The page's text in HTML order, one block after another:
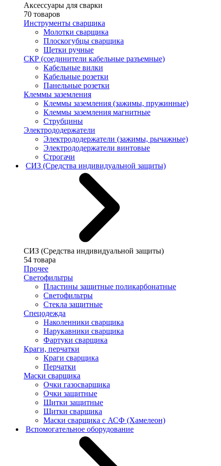
Аксессуары для сварки
70 товаров
Инструменты сварщика
Молотки сварщика
Плоскогубцы сварщика
Щетки ручные
СКР (соединители кабельные разъемные)
Кабельные вилки
Кабельные розетки
Панельные розетки
Клеммы заземления
Клеммы заземления (зажимы, пружинные)
Клеммы заземления магнитные
Струбцины
Электрододержатели
Электрододержатели (зажимы, рычажные)
Электрододержатели винтовые
Строгачи
СИЗ (Средства индивидуальной защиты)
СИЗ (Средства индивидуальной защиты)
54 товара
Прочее
Светофильтры
Пластины защитные поликарбонатные
Светофильтры
Стекла защитные
Спецодежда
Наколенники сварщика
Нарукавники сварщика
Фартуки сварщика
Краги, перчатки
Краги сварщика
Перчатки
Маски сварщика
Очки газосварщика
Очки защитные
Щитки защитные
Щитки сварщика
Маски сварщика с АСФ (Хамелеон)
Вспомогательное оборудование